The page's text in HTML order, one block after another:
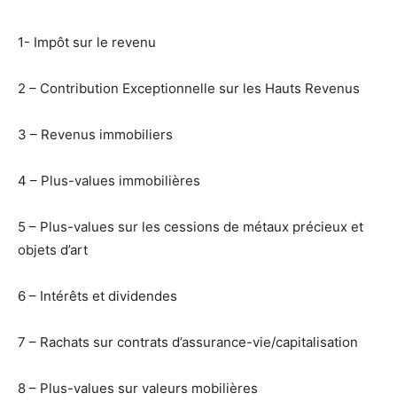
1- Impôt sur le revenu
2 – Contribution Exceptionnelle sur les Hauts Revenus
3 – Revenus immobiliers
4 – Plus-values immobilières
5 – Plus-values sur les cessions de métaux précieux et
objets d’art
6 – Intérêts et dividendes
7 – Rachats sur contrats d’assurance-vie/capitalisation
8 – Plus-values sur valeurs mobilières